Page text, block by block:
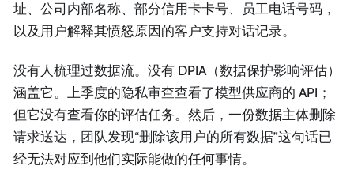
址、公司内部名称、部分信用卡卡号、员工电话号码，
以及用户解释其愤怒原因的客户支持对话记录。
没有人梳理过数据流。没有 DPIA（数据保护影响评估）
涵盖它。上季度的隐私审查查看了模型供应商的 API；
但它没有查看你的评估任务。然后，一份数据主体删除
请求送达，团队发现“删除该用户的所有数据”这句话已
经无法对应到他们实际能做的任何事情。